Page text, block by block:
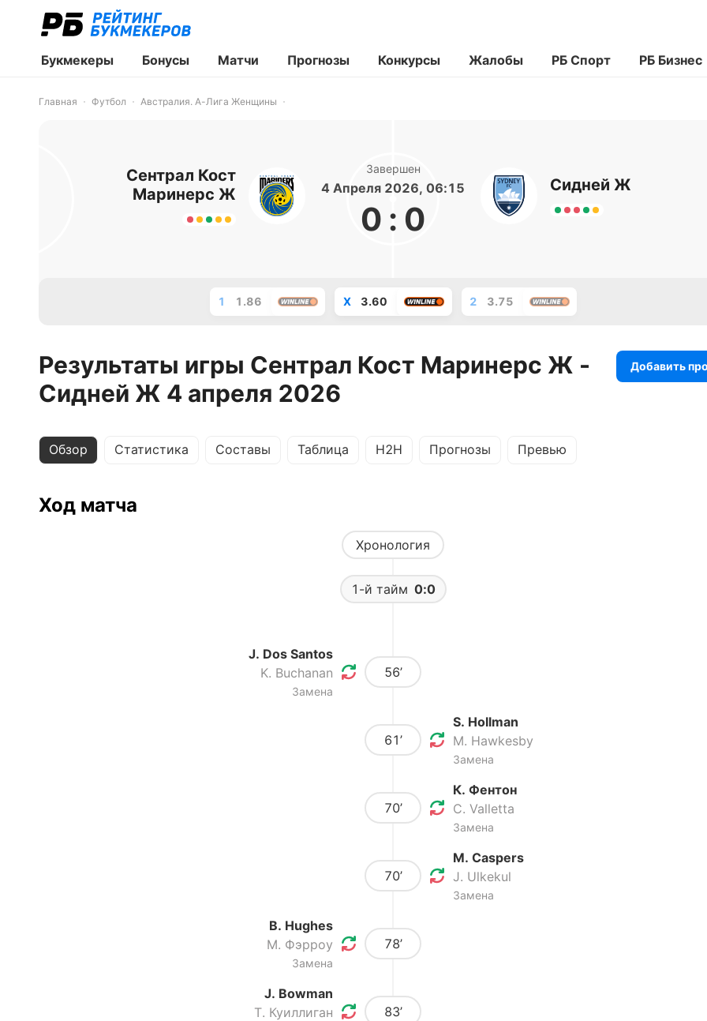
Букмекеры Бонусы Матчи Прогнозы Конкурсы Жалобы РБ Спорт РБ Бизнес
Главная Футбол Австралия. А-Лига Женщины
Сентрал Кост
Маринерс Ж
Завершен
4 Апреля 2026, 06:15
0 : 0
Сидней Ж
1 1.86 X 3.60 2 3.75
Результаты игры Сентрал Кост Маринерс Ж -
Сидней Ж 4 апреля 2026
Добавить
Обзор Статистика Составы Таблица H2H Прогнозы Превью
Ход матча
Хронология
1-й тайм 0:0
J. Dos Santos
K. Buchanan
Замена
56’
61’
S. Hollman
M. Hawkesby
Замена
70’
К. Фентон
C. Valletta
Замена
70’
M. Caspers
J. Ulkekul
Замена
B. Hughes
М. Фэрроу
Замена
78’
J. Bowman
Т. Куиллиган
83’